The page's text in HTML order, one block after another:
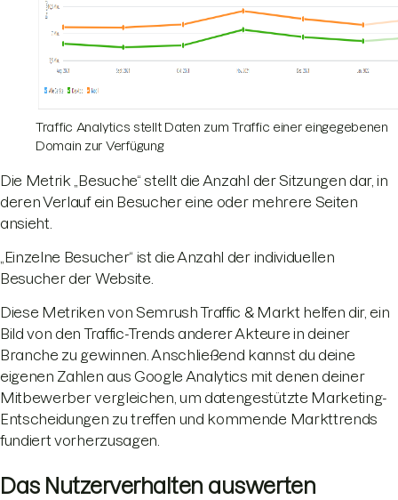
Traffic Analytics stellt Daten zum Traffic einer eingegebenen
Domain zur Verfügung
Die Metrik „Besuche“ stellt die Anzahl der Sitzungen dar, in
deren Verlauf ein Besucher eine oder mehrere Seiten
ansieht.
„Einzelne Besucher“ ist die Anzahl der individuellen
Besucher der Website.
Diese Metriken von Semrush Traffic & Markt helfen dir, ein
Bild von den Traffic-Trends anderer Akteure in deiner
Branche zu gewinnen. Anschließend kannst du deine
eigenen Zahlen aus Google Analytics mit denen deiner
Mitbewerber vergleichen, um datengestützte Marketing-
Entscheidungen zu treffen und kommende Markttrends
fundiert vorherzusagen.
Das Nutzerverhalten auswerten